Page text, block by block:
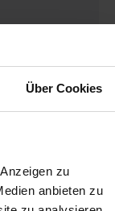
Über Cookies
zu
anbieten zu
möchten
erleichtern